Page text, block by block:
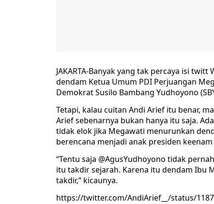
JAKARTA-Banyak yang tak percaya isi
dendam Ketua Umum PDI Perjuangan
Demokrat Susilo Bambang Yudhoyono
Tetapi, kalau cuitan Andi Arief itu benar,
Arief sebenarnya bukan hanya itu saja.
tidak elok jika Megawati menurunkan
berencana menjadi anak presiden
“Tentu saja @AgusYudhoyono tidak
itu takdir sejarah. Karena itu dendam Ibu
takdir,” kicaunya.
https://twitter.com/AndiArief__/status/